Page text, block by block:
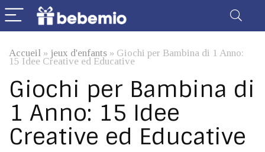
Accueil » jeux d'enfants » Giochi per Bambina di 1 Anno:
15 Idee Creative ed Educative
Giochi per Bambina di
1 Anno: 15 Idee
Creative ed Educative